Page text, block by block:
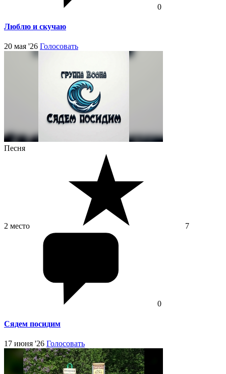
0
Люблю и скучаю
20 мая '26 Голосовать
Песня
2 место 7
0
Сядем посидим
17 июня '26 Голосовать